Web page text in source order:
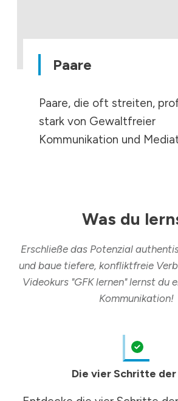
Paare
Paare, die oft streiten,
stark von Gewaltfreier
Kommunikation und
Was du
Erschließe das Potenzial
und baue tiefere, konfliktfreie
Videokurs "GFK lernen" lernst du
Kommunikation!
Die vier Schritte der